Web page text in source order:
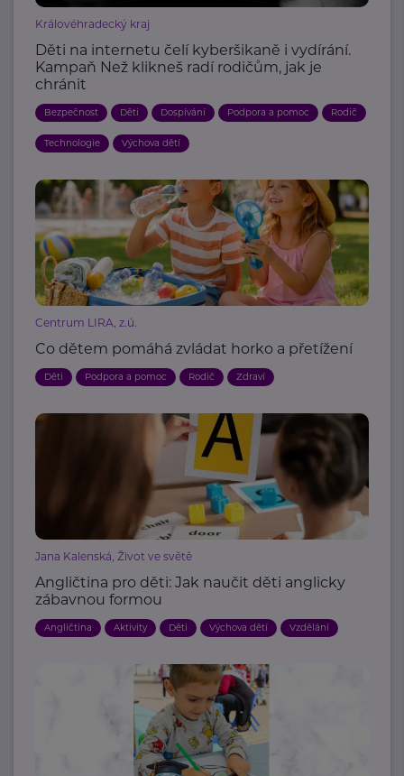
Královéhradecký kraj
Děti na internetu čelí kyberšikaně i vydírání.
Kampaň Než klikneš radí rodičům, jak je
chránit
Bezpečnost Děti Dospívání Podpora a pomoc Rodič
Technologie Výchova dětí
Centrum LIRA, z.ú.
Co dětem pomáhá zvládat horko a přetížení
Děti Podpora a pomoc Rodič Zdraví
Jana Kalenská, Život ve světě
Angličtina pro děti: Jak naučit děti anglicky
zábavnou formou
Angličtina Aktivity Děti Výchova dětí Vzdělání